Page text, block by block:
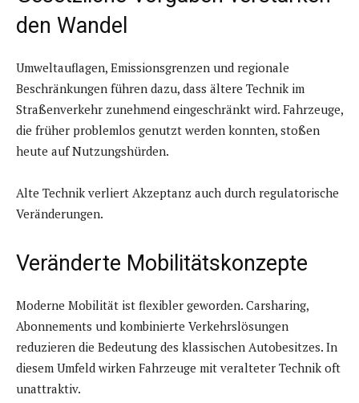
den Wandel
Umweltauflagen, Emissionsgrenzen und regionale
Beschränkungen führen dazu, dass ältere Technik im
Straßenverkehr zunehmend eingeschränkt wird. Fahrzeuge,
die früher problemlos genutzt werden konnten, stoßen
heute auf Nutzungshürden.
Alte Technik verliert Akzeptanz auch durch regulatorische
Veränderungen.
Veränderte Mobilitätskonzepte
Moderne Mobilität ist flexibler geworden. Carsharing,
Abonnements und kombinierte Verkehrslösungen
reduzieren die Bedeutung des klassischen Autobesitzes. In
diesem Umfeld wirken Fahrzeuge mit veralteter Technik oft
unattraktiv.